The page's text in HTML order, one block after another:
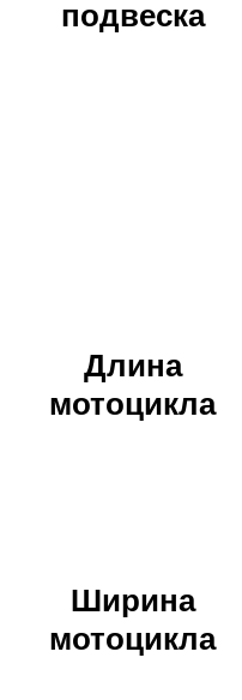
подвеска
Длина
мотоцикла
Ширина
мотоцикла